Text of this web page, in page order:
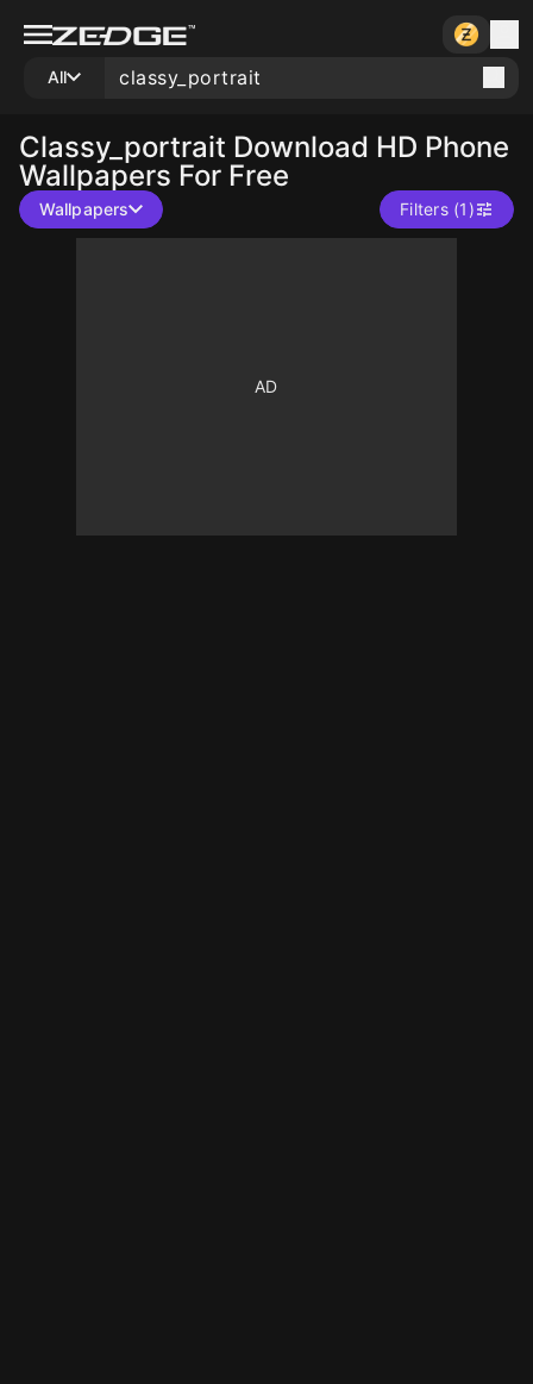
All
Classy_portrait Download HD Phone
Wallpapers For Free
Wallpapers Filters (1)
10 10